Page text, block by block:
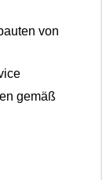
von
gemäß